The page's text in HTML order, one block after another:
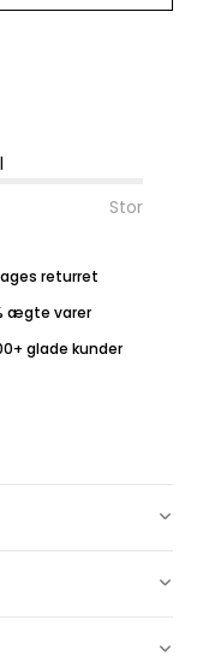
Stor
returret
ægte varer
glade kunder